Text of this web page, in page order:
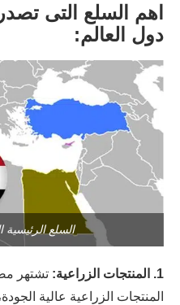
اهم السلع التى
دول العالم:
السلع
1. المنتجات الزراعية:
تشتهر
المنتجات الزراعية عالية